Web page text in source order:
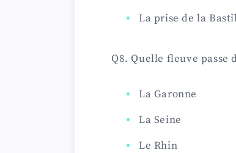
La prise de la
Q8. Quelle fleuve passe
La Garonne
La Seine
Le Rhin